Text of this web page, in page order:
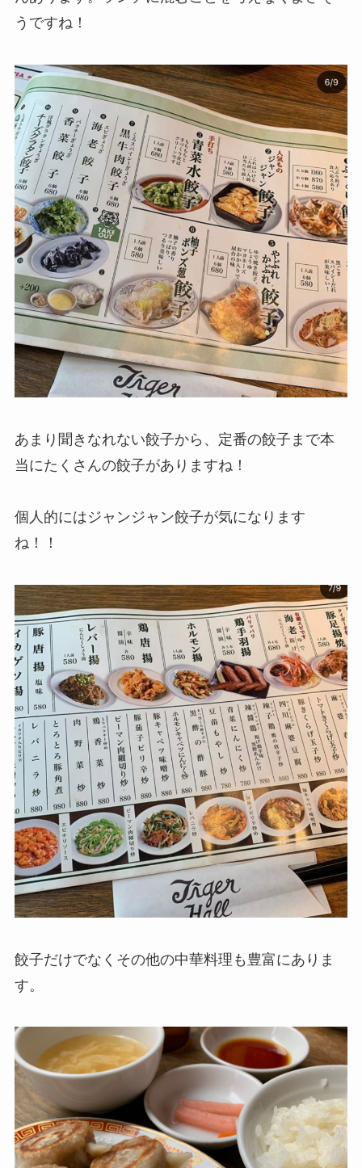
うですね！
あまり聞きなれない餃子から、定番の餃子まで本
当にたくさんの餃子がありますね！
個人的にはジャンジャン餃子が気になります
ね！！
餃子だけでなくその他の中華料理も豊富にありま
す。